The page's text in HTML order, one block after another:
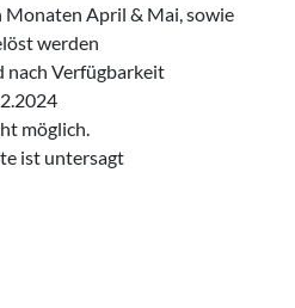
Monaten April & Mai, sowie
werden
nach Verfügbarkeit
möglich.
ist untersagt